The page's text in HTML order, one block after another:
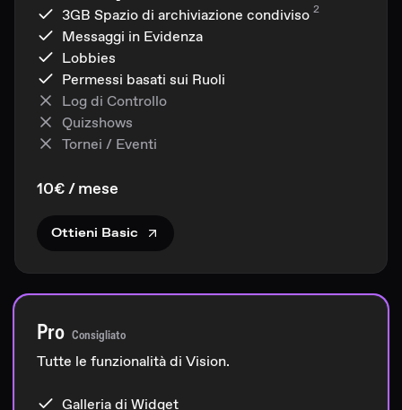
3GB Spazio di archiviazione condiviso 2
Messaggi in Evidenza
Lobbies
Permessi basati sui Ruoli
Log di Controllo
Quizshows
Tornei / Eventi
10€ / mese
Ottieni Basic
Pro Consigliato
Tutte le funzionalità di Vision.
Galleria di Widget